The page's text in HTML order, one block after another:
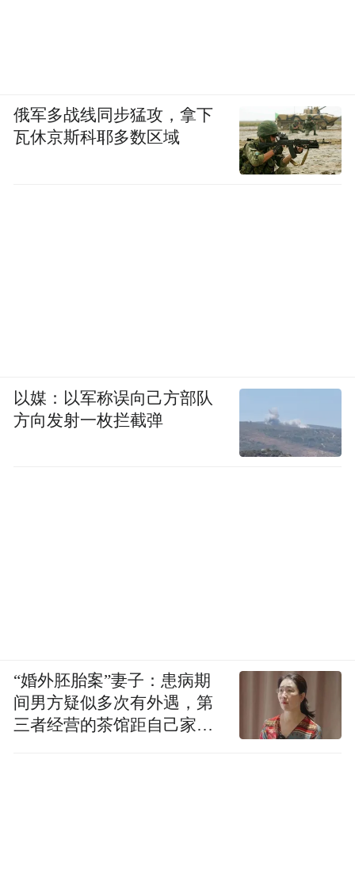
俄军多战线同步猛攻，拿下
瓦休京斯科耶多数区域
以媒：以军称误向己方部队
方向发射一枚拦截弹
“婚外胚胎案”妻子：患病期
间男方疑似多次有外遇，第
三者经营的茶馆距自己家步